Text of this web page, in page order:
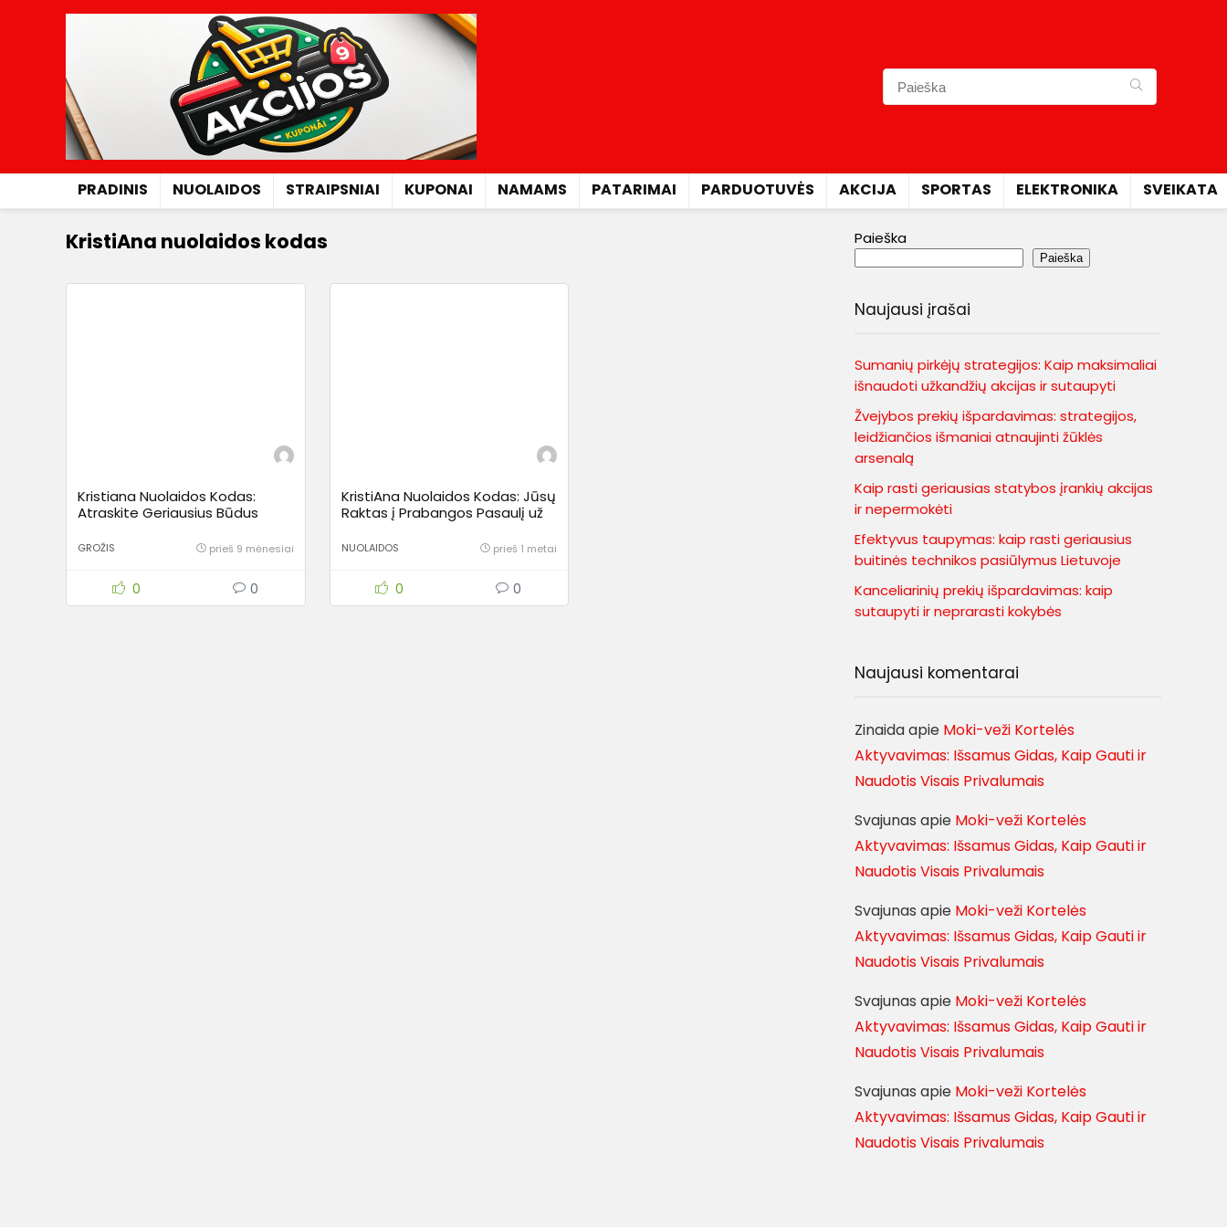
PRADINIS NUOLAIDOS STRAIPSNIAI KUPONAI NAMAMS PATARIMAI PARDUOTUVĖS AKCIJA SPORTAS ELEKTRONIKA SVEIKATA
KristiAna nuolaidos kodas
Kristiana Nuolaidos Kodas:
Atraskite Geriausius Būdus
Kosmetikai ir Kvepalams
GROŽIS prieš 9 mėnesiai
0 0
KristiAna Nuolaidos Kodas: Jūsų
Raktas į Prabangos Pasaulį už
NUOLAIDOS prieš 1 metai
0 0
Paieška
Paieška
Naujausi įrašai
Sumanių pirkėjų strategijos: Kaip maksimaliai
išnaudoti užkandžių akcijas ir sutaupyti
Žvejybos prekių išpardavimas: strategijos,
leidžiančios išmaniai atnaujinti žūklės
arsenalą
Kaip rasti geriausias statybos įrankių akcijas
ir nepermokėti
Efektyvus taupymas: kaip rasti geriausius
buitinės technikos pasiūlymus Lietuvoje
Kanceliarinių prekių išpardavimas: kaip
sutaupyti ir neprarasti kokybės
Naujausi komentarai
Zinaidaapie Moki-veži Kortelės
Aktyvavimas: Išsamus Gidas, Kaip Gauti ir
Naudotis Visais Privalumais
Svajunas apie Moki-veži Kortelės
Aktyvavimas: Išsamus Gidas, Kaip Gauti ir
Naudotis Visais Privalumais
Svajunas apie Moki-veži Kortelės
Aktyvavimas: Išsamus Gidas, Kaip Gauti ir
Naudotis Visais Privalumais
Svajunas apie Moki-veži Kortelės
Aktyvavimas: Išsamus Gidas, Kaip Gauti ir
Naudotis Visais Privalumais
Svajunas apie Moki-veži Kortelės
Aktyvavimas: Išsamus Gidas, Kaip Gauti ir
Naudotis Visais Privalumais